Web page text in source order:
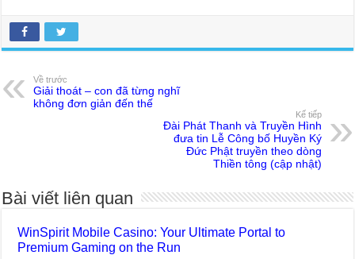
Về trước
Giải thoát – con đã từng nghĩ
không đơn giản đến thế
Kế tiếp
Đài Phát Thanh và Truyền Hình
đưa tin Lễ Công bố Huyền Ký
Đức Phật truyền theo dòng
Thiền tông (cập nhật)
Bài viết liên quan
WinSpirit Mobile Casino: Your Ultimate Portal to
Premium Gaming on the Run